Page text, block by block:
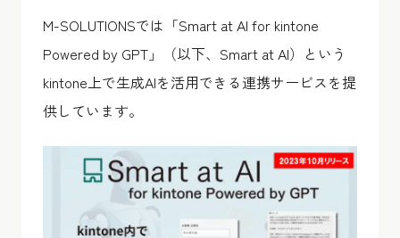
M-SOLUTIONSでは「Smart at AI for kintone
Powered by GPT」（以下、Smart at AI）という
kintone上で生成AIを活用できる連携サービスを提
供しています。